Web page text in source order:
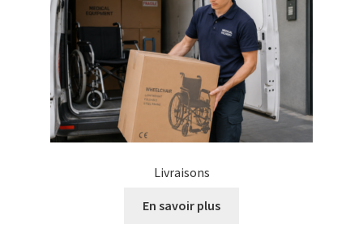
Livraisons
En savoir plus